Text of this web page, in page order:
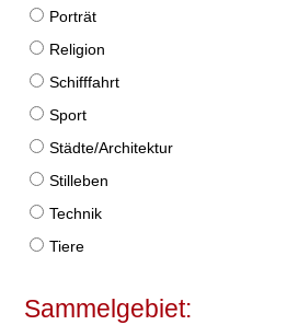
Porträt
Religion
Schifffahrt
Sport
Städte/Architektur
Stilleben
Technik
Tiere
Sammelgebiet: